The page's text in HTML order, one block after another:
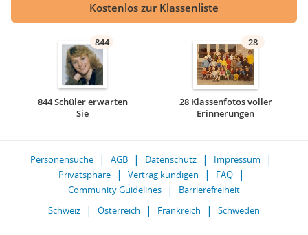
Kostenlos zur Klassenliste
844
844 Schüler erwarten
Sie
28
28 Klassenfotos voller
Erinnerungen
Personensuche AGB Datenschutz
Impressum
Privatsphäre
Vertrag kündigen
FAQ
Community Guidelines
Barrierefreiheit
Schweiz
Österreich Frankreich Schweden